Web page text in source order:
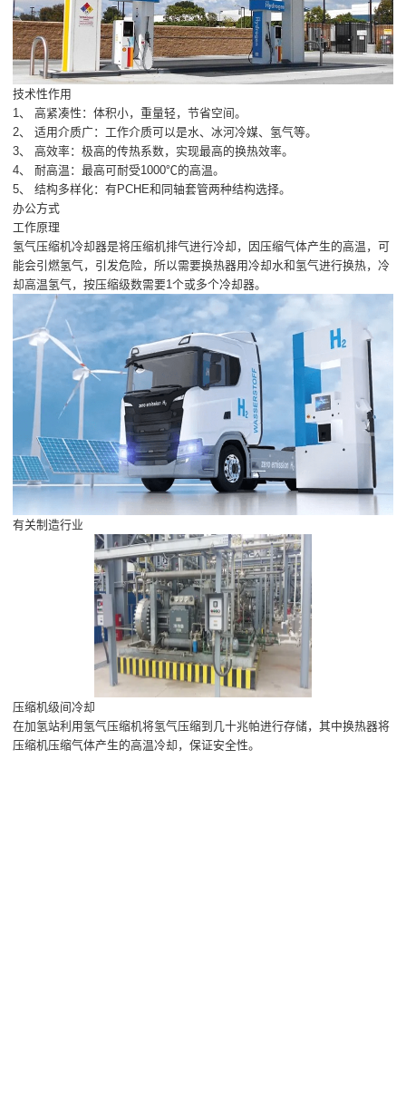
技术性作用
1、 高紧凑性：体积小，重量轻，节省空间。
2、 适用介质广：工作介质可以是水、冰河冷媒、氢气等。
3、 高效率：极高的传热系数，实现最高的换热效率。
4、 耐高温：最高可耐受1000℃的高温。
5、 结构多样化：有PCHE和同轴套管两种结构选择。
办公方式
工作原理
氢气压缩机冷却器是将压缩机排气进行冷却，因压缩气体产生的高温，可
能会引燃氢气，引发危险，所以需要换热器用冷却水和氢气进行换热，冷
却高温氢气，按压缩级数需要1个或多个冷却器。
有关制造行业
压缩机级间冷却
在加氢站利用氢气压缩机将氢气压缩到几十兆帕进行存储，其中换热器将
压缩机压缩气体产生的高温冷却，保证安全性。